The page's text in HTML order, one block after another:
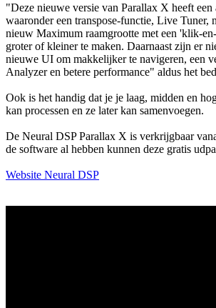
"Deze nieuwe versie van Parallax X heeft een
waaronder een transpose-functie, Live Tuner,
nieuw Maximum raamgrootte met een 'klik-
groter of kleiner te maken. Daarnaast zijn er
nieuwe UI om makkelijker te navigeren, een
Analyzer en betere performance" aldus het
Ook is het handig dat je je laag, midden en
kan processen en ze later kan samenvoegen.
De Neural DSP Parallax X is verkrijgbaar
de software al hebben kunnen deze gratis
Website Neural DSP